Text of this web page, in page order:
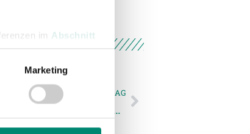
im Abschnitt
anbieten zu können
unserer
Marketing
NÄCHSTER NEWSEINTRAG
Walch: „Wir müssen gegen Austria Wien noch einmal alles geben“